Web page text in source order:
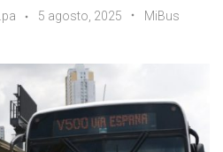
5 agosto, 2025
MiBus